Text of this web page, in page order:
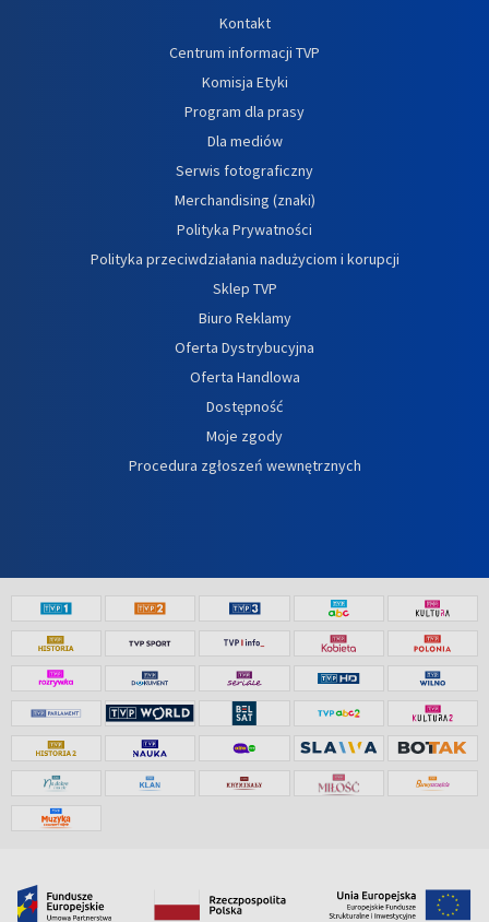
Kontakt
Centrum informacji TVP
Komisja Etyki
Program dla prasy
Dla mediów
Serwis fotograficzny
Merchandising (znaki)
Polityka Prywatności
Polityka przeciwdziałania nadużyciom i korupcji
Sklep TVP
Biuro Reklamy
Oferta Dystrybucyjna
Oferta Handlowa
Dostępność
Moje zgody
Procedura zgłoszeń wewnętrznych